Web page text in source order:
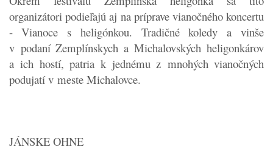
organizátori podieľajú aj na príprave vianočného koncertu
- Vianoce s heligónkou. Tradičné koledy a vinše
v podaní Zemplínskych a Michalovských heligonkárov
a ich hostí, patria k jednému z mnohých vianočných
podujatí v meste Michalovce.
JÁNSKE OHNE